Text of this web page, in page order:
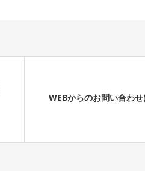
WEBからのお問い合わ